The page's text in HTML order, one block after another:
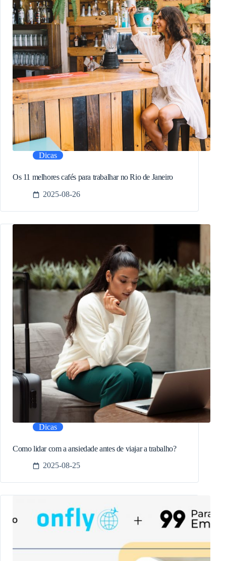
Dicas
Os 11 melhores cafés para trabalhar no Rio de Janeiro
2025-08-26
Dicas
Como lidar com a ansiedade antes de viajar a trabalho?
2025-08-25